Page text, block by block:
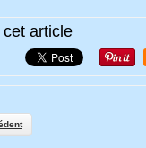
article